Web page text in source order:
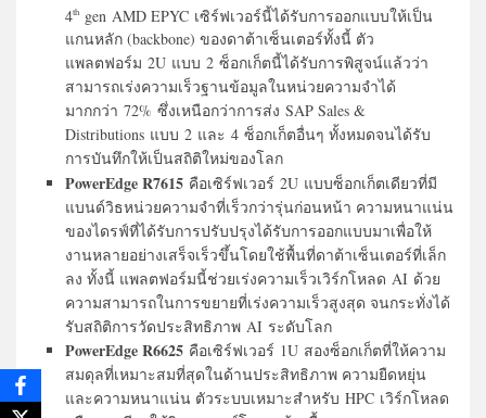
4th gen AMD EPYC เซิร์ฟเวอร์นี้ได้รับการออกแบบให้เป็น
แกนหลัก (backbone) ของดาต้าเซ็นเตอร์ทั้งนี้ ตัว
แพลตฟอร์ม 2U แบบ 2 ซ็อกเก็ตนี้ได้รับการพิสูจน์แล้วว่า
สามารถเร่งความเร็วฐานข้อมูลในหน่วยความจำได้
มากกว่า 72% ซึ่งเหนือกว่าการส่ง SAP Sales &
Distributions แบบ 2 และ 4 ซ็อกเก็ตอื่นๆ ทั้งหมดจนได้รับ
การบันทึกให้เป็นสถิติใหม่ของโลก
PowerEdge R7615 คือเซิร์ฟเวอร์ 2U แบบซ็อกเก็ตเดียวที่มี
แบนด์วิธหน่วยความจำที่เร็วกว่ารุ่นก่อนหน้า ความหนาแน่น
ของไดรฟ์ที่ได้รับการปรับปรุงได้รับการออกแบบมาเพื่อให้
งานหลายอย่างเสร็จเร็วขึ้นโดยใช้พื้นที่ดาต้าเซ็นเตอร์ที่เล็ก
ลง ทั้งนี้ แพลตฟอร์มนี้ช่วยเร่งความเร็วเวิร์กโหลด AI ด้วย
ความสามารถในการขยายที่เร่งความเร็วสูงสุด จนกระทั่งได้
รับสถิติการวัดประสิทธิภาพ AI ระดับโลก
PowerEdge R6625 คือเซิร์ฟเวอร์ 1U สองซ็อกเก็ตที่ให้ความ
สมดุลที่เหมาะสมที่สุดในด้านประสิทธิภาพ ความยืดหยุ่น
และความหนาแน่น ตัวระบบเหมาะสำหรับ HPC เวิร์กโหลด